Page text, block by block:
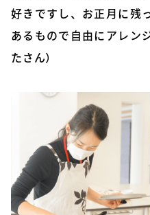
好きですし、お正月に残
あるもので自由にアレン
たさん）